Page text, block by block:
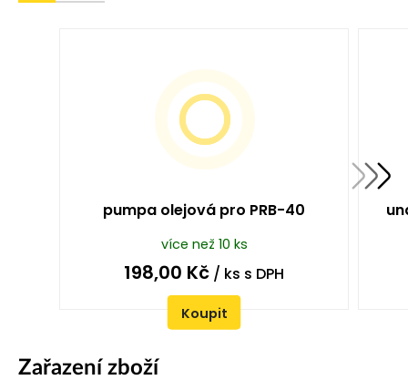
pumpa olejová pro PRB-40
více než 10 ks
198,00 Kč / ks s DPH
Koupit
Zařazení zboží